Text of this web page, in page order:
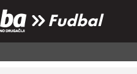
Fudbal